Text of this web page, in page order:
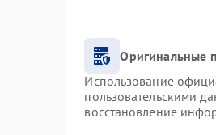
Оригинальные
Использование
пользовательскими
восстановление